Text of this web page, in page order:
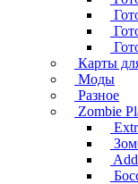
Карты
Моды
Разное
Zombie